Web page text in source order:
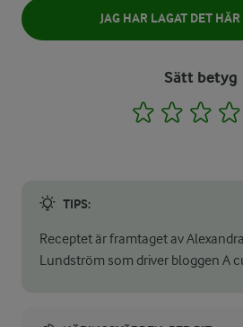
JAG HAR LAGAT DET
Sätt betyg
1 2 3
TIPS:
Receptet är framtaget av
Lundström som driver bloggen A